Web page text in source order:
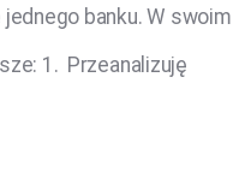
banku. W swoim
1. Przeanalizuję